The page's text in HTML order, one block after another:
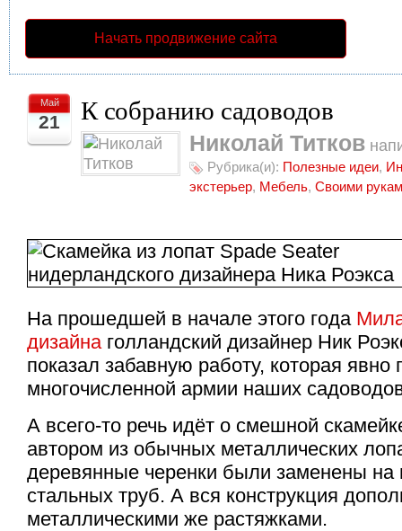
Начать продвижение сайта
Май
21 К собранию садоводов
Николай Титков
Рубрика(и): Полезные идеи,
экстерьер, Мебель, Своими
На прошедшей в начале этого года
дизайнаголландский дизайнер Ник
показал забавную работу, которая явно
многочисленной армии наших
А всего-то речь идёт о смешной
автором из обычных металлических
деревянные черенки были заменены на
стальных труб. А вся конструкция
металлическими же растяжками.